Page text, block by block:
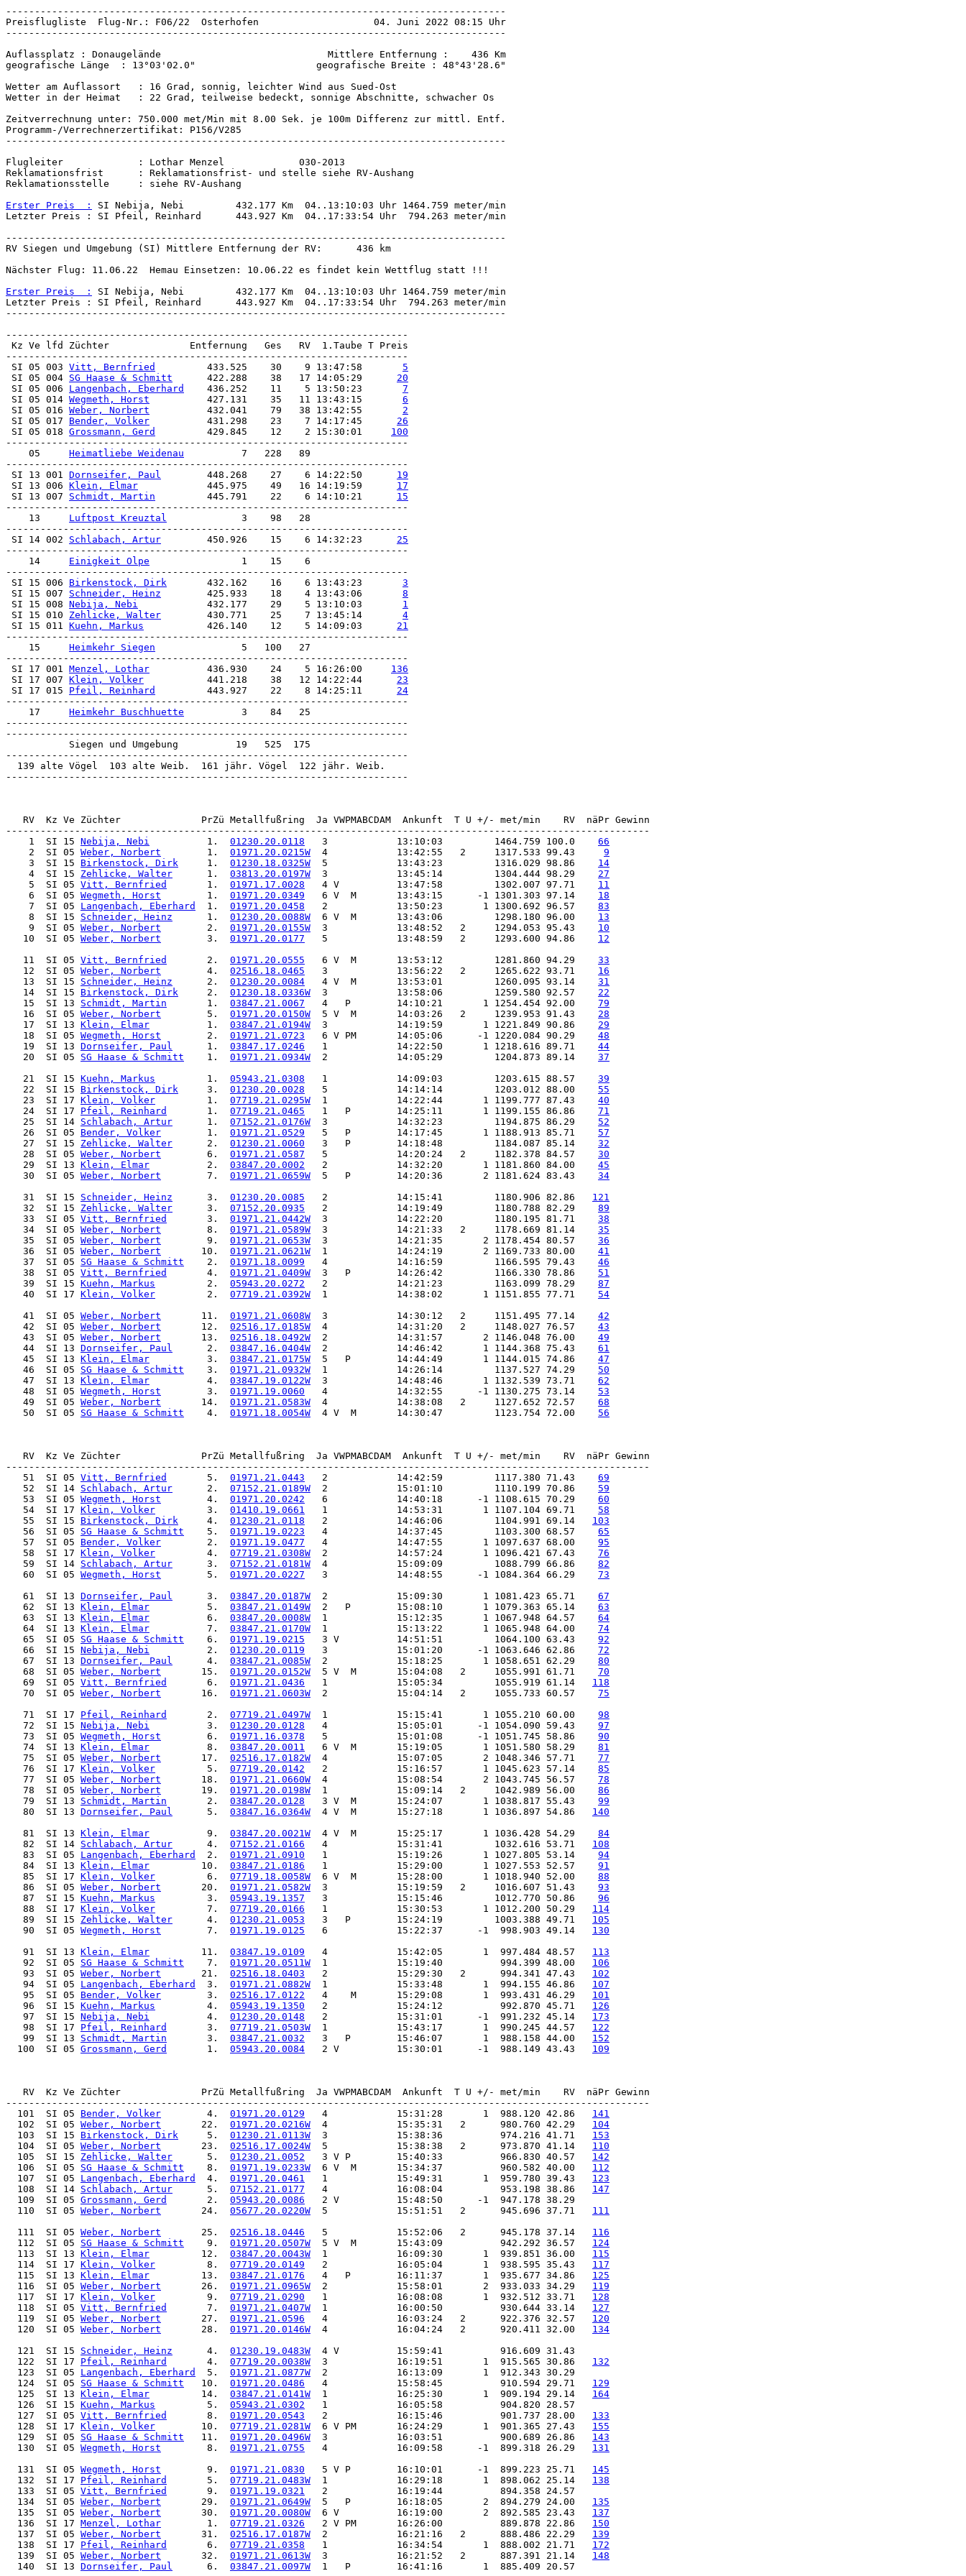
Wetter am Auflassort   : 16 Grad, sonnig, leichter Wind aus Sued-Ost
Wetter in der Heimat   : 22 Grad, teilweise bedeckt, sonnige Abschnitte, schwacher Os
Zeitverrechnung unter: 750.000 met/Min mit 8.00 Sek. je 100m Differenz zur mittl. Entf.
---------------------------------------------------------------------------------------
Flugleiter             : Lothar Menzel             030-2013
Reklamationsfrist      : Reklamationsfrist- und stelle siehe RV-Aushang
Reklamationsstelle     : siehe RV-Aushang
Erster Preis  :
SI Nebija, Nebi         432.177 Km  04..13:10:03 Uhr 1464.759 meter/min
---------------------------------------------------------------------------------------
RV Siegen und Umgebung (SI) Mittlere Entfernung der RV:      436 km
Nächster Flug: 11.06.22  Hemau Einsetzen: 10.06.22 es findet kein Wettflug statt !!!
Erster Preis  :
SI Nebija, Nebi         432.177 Km  04..13:10:03 Uhr 1464.759 meter/min
Letzter Preis : SI Pfeil, Reinhard      443.927 Km  04..17:33:54 Uhr  794.263 meter/min
---------------------------------------------------------------------------------------
SI 05 003 Vitt, Bernfried
         433.525    30    9 13:47:58
5
SI 05 004 SG Haase & Schmitt
      422.288    38   17 14:05:29
20
SI 05 006 Langenbach, Eberhard
    436.252    11    5 13:50:23
7
SI 05 014 Wegmeth, Horst
          427.131    35   11 13:43:15
6
SI 05 016 Weber, Norbert
          432.041    79   38 13:42:55
2
SI 05 017 Bender, Volker
          431.298    23    7 14:17:45
26
SI 05 018 Grossmann, Gerd
         429.845    12    2 15:30:01
100
----------------------------------------------------------------------
    05
Heimatliebe Weidenau
          7   228   89
SI 13 001 Dornseifer, Paul
        448.268    27    6 14:22:50
19
SI 13 006 Klein, Elmar
            445.975    49   16 14:19:59
17
SI 13 007 Schmidt, Martin
         445.791    22    6 14:10:21
15
----------------------------------------------------------------------
    13
Luftpost Kreuztal
             3    98   28
SI 14 002 Schlabach, Artur
        450.926    15    6 14:32:23
25
----------------------------------------------------------------------
    14
Einigkeit Olpe
                1    15    6
SI 15 006 Birkenstock, Dirk
       432.162    16    6 13:43:23
3
SI 15 007 Schneider, Heinz
        425.933    18    4 13:43:06
8
SI 15 008 Nebija, Nebi
            432.177    29    5 13:10:03
1
SI 15 010 Zehlicke, Walter
        430.771    25    7 13:45:14
4
SI 15 011 Kuehn, Markus
           426.140    12    5 14:09:03
21
----------------------------------------------------------------------
    15
Heimkehr Siegen
               5   100   27
SI 17 001 Menzel, Lothar
          436.930    24    5 16:26:00
136
SI 17 007 Klein, Volker
           441.218    38   12 14:22:44
23
SI 17 015 Pfeil, Reinhard
         443.927    22    8 14:25:11
24
----------------------------------------------------------------------
    17
Heimkehr Buschhuette
          3    84   25
----------------------------------------------------------------------
----------------------------------------------------------------------
           Siegen und Umgebung          19   525  175
----------------------------------------------------------------------
  139 alte Vögel  103 alte Weib.  161 jähr. Vögel  122 jähr. Weib.
----------------------------------------------------------------------
    1  SI 15
Nebija, Nebi
          1.
01230.20.0118
   3            13:10:03         1464.759 100.0
66
    2  SI 05
Weber, Norbert
        1.
01971.20.0215W
  4            13:42:55   2     1317.533 99.43
9
    3  SI 15
Birkenstock, Dirk
     1.
01230.18.0325W
  5            13:43:23         1316.029 98.86
14
    4  SI 15
Zehlicke, Walter
      1.
03813.20.0197W
  3            13:45:14         1304.444 98.29
27
    5  SI 05
Vitt, Bernfried
       1.
01971.17.0028
   4 V          13:47:58         1302.007 97.71
11
    6  SI 05
Wegmeth, Horst
        1.
01971.20.0349
   6 V  M       13:43:15      -1 1301.303 97.14
18
    7  SI 05
Langenbach, Eberhard
  1.
01971.20.0458
   2            13:50:23       1 1300.692 96.57
83
    8  SI 15
Schneider, Heinz
      1.
01230.20.0088W
  6 V  M       13:43:06         1298.180 96.00
13
    9  SI 05
Weber, Norbert
        2.
01971.20.0155W
  3            13:48:52   2     1294.053 95.43
10
   10  SI 05
Weber, Norbert
        3.
01971.20.0177
   5            13:48:59   2     1293.600 94.86
12
   11  SI 05
Vitt, Bernfried
       2.
01971.20.0555
   6 V  M       13:53:12         1281.860 94.29
33
   12  SI 05
Weber, Norbert
        4.
02516.18.0465
   3            13:56:22   2     1265.622 93.71
16
   13  SI 15
Schneider, Heinz
      2.
01230.20.0084
   4 V  M       13:53:01         1260.095 93.14
31
   14  SI 15
Birkenstock, Dirk
     2.
01230.18.0336W
  3            13:58:06         1259.580 92.57
22
   15  SI 13
Schmidt, Martin
       1.
03847.21.0067
   4   P        14:10:21       1 1254.454 92.00
79
   16  SI 05
Weber, Norbert
        5.
01971.20.0150W
  5 V  M       14:03:26   2     1239.953 91.43
28
   17  SI 13
Klein, Elmar
          1.
03847.21.0194W
  3            14:19:59       1 1221.849 90.86
29
   18  SI 05
Wegmeth, Horst
        2.
01971.21.0723
   6 V PM       14:05:06      -1 1220.084 90.29
48
   19  SI 13
Dornseifer, Paul
      1.
03847.17.0246
   1            14:22:50       1 1218.616 89.71
44
   20  SI 05
SG Haase & Schmitt
    1.
01971.21.0934W
  2            14:05:29         1204.873 89.14
37
   21  SI 15
Kuehn, Markus
         1.
05943.21.0308
   1            14:09:03         1203.615 88.57
39
   22  SI 15
Birkenstock, Dirk
     3.
01230.20.0028
   5            14:14:14         1203.012 88.00
55
   23  SI 17
Klein, Volker
         1.
07719.21.0295W
  1            14:22:44       1 1199.777 87.43
40
   24  SI 17
Pfeil, Reinhard
       1.
07719.21.0465
   1   P        14:25:11       1 1199.155 86.86
71
   25  SI 14
Schlabach, Artur
      1.
07152.21.0176W
  3            14:32:23         1194.875 86.29
52
   26  SI 05
Bender, Volker
        1.
01971.21.0529
   5   P        14:17:45       1 1188.913 85.71
57
   27  SI 15
Zehlicke, Walter
      2.
01230.21.0060
   3   P        14:18:48         1184.087 85.14
32
   28  SI 05
Weber, Norbert
        6.
01971.21.0587
   5            14:20:24   2     1182.378 84.57
30
   29  SI 13
Klein, Elmar
          2.
03847.20.0002
   2            14:32:20       1 1181.860 84.00
45
   30  SI 05
Weber, Norbert
        7.
01971.21.0659W
  5   P        14:20:36       2 1181.624 83.43
34
   31  SI 15
Schneider, Heinz
      3.
01230.20.0085
   2            14:15:41         1180.906 82.86
121
   32  SI 15
Zehlicke, Walter
      3.
07152.20.0935
   2            14:19:49         1180.788 82.29
89
   33  SI 05
Vitt, Bernfried
       3.
01971.21.0442W
  3            14:22:20         1180.195 81.71
38
   34  SI 05
Weber, Norbert
        8.
01971.21.0589W
  3            14:21:33   2     1178.669 81.14
35
   35  SI 05
Weber, Norbert
        9.
01971.21.0653W
  3            14:21:35       2 1178.454 80.57
36
   36  SI 05
Weber, Norbert
       10.
01971.21.0621W
  1            14:24:19       2 1169.733 80.00
41
   37  SI 05
SG Haase & Schmitt
    2.
01971.18.0099
   4            14:16:59         1166.595 79.43
46
   38  SI 05
Vitt, Bernfried
       4.
01971.21.0409W
  3   P        14:26:42         1166.330 78.86
51
   39  SI 15
Kuehn, Markus
         2.
05943.20.0272
   2            14:21:23         1163.099 78.29
87
   40  SI 17
Klein, Volker
         2.
07719.21.0392W
  1            14:38:02       1 1151.855 77.71
54
   41  SI 05
Weber, Norbert
       11.
01971.21.0608W
  3            14:30:12   2     1151.495 77.14
42
   42  SI 05
Weber, Norbert
       12.
02516.17.0185W
  4            14:31:20   2     1148.027 76.57
43
   43  SI 05
Weber, Norbert
       13.
02516.18.0492W
  2            14:31:57       2 1146.048 76.00
49
   44  SI 13
Dornseifer, Paul
      2.
03847.16.0404W
  2            14:46:42       1 1144.368 75.43
61
   45  SI 13
Klein, Elmar
          3.
03847.21.0175W
  5   P        14:44:49       1 1144.015 74.86
47
   46  SI 05
SG Haase & Schmitt
    3.
01971.21.0932W
  1            14:26:14         1137.527 74.29
50
   47  SI 13
Klein, Elmar
          4.
03847.19.0122W
  3            14:48:46       1 1132.539 73.71
62
   48  SI 05
Wegmeth, Horst
        3.
01971.19.0060
   4            14:32:55      -1 1130.275 73.14
53
   49  SI 05
Weber, Norbert
       14.
01971.21.0583W
  4            14:38:08   2     1127.652 72.57
68
   50  SI 05
SG Haase & Schmitt
    4.
01971.18.0054W
  4 V  M       14:30:47         1123.754 72.00
56
   RV  Kz Ve Züchter              PrZü Metallfußring  Ja VWPMABCDAM  Ankunft  T U +/- met/min    RV  näPr Gewinn
   51  SI 05
Vitt, Bernfried
       5.
01971.21.0443
   2            14:42:59         1117.380 71.43
69
   52  SI 14
Schlabach, Artur
      2.
07152.21.0189W
  2            15:01:10         1110.199 70.86
59
   53  SI 05
Wegmeth, Horst
        4.
01971.20.0242
   6            14:40:18      -1 1108.615 70.29
60
   54  SI 17
Klein, Volker
         3.
01410.19.0661
   1            14:53:31       1 1107.104 69.71
58
   55  SI 15
Birkenstock, Dirk
     4.
01230.21.0118
   2            14:46:06         1104.991 69.14
103
   56  SI 05
SG Haase & Schmitt
    5.
01971.19.0223
   4            14:37:45         1103.300 68.57
65
   57  SI 05
Bender, Volker
        2.
01971.19.0477
   4            14:47:55       1 1097.637 68.00
95
   58  SI 17
Klein, Volker
         4.
07719.21.0308W
  2            14:57:24       1 1096.421 67.43
76
   59  SI 14
Schlabach, Artur
      3.
07152.21.0181W
  4            15:09:09         1088.799 66.86
82
   60  SI 05
Wegmeth, Horst
        5.
01971.20.0227
   3            14:48:55      -1 1084.364 66.29
73
   61  SI 13
Dornseifer, Paul
      3.
03847.20.0187W
  2            15:09:30       1 1081.423 65.71
67
   62  SI 13
Klein, Elmar
          5.
03847.21.0149W
  2   P        15:08:10       1 1079.363 65.14
63
   63  SI 13
Klein, Elmar
          6.
03847.20.0008W
  1            15:12:35       1 1067.948 64.57
64
   64  SI 13
Klein, Elmar
          7.
03847.21.0170W
  1            15:13:22       1 1065.948 64.00
74
   65  SI 05
SG Haase & Schmitt
    6.
01971.19.0215
   3 V          14:51:51         1064.100 63.43
92
   66  SI 15
Nebija, Nebi
          2.
01230.20.0119
   3            15:01:20      -1 1063.646 62.86
72
   67  SI 13
Dornseifer, Paul
      4.
03847.21.0085W
  2            15:18:25       1 1058.651 62.29
80
   68  SI 05
Weber, Norbert
       15.
01971.20.0152W
  5 V  M       15:04:08   2     1055.991 61.71
70
   69  SI 05
Vitt, Bernfried
       6.
01971.21.0436
   1            15:05:34         1055.919 61.14
118
   70  SI 05
Weber, Norbert
       16.
01971.21.0603W
  2            15:04:14   2     1055.733 60.57
75
   71  SI 17
Pfeil, Reinhard
       2.
07719.21.0497W
  1            15:15:41       1 1055.210 60.00
98
   72  SI 15
Nebija, Nebi
          3.
01230.20.0128
   4            15:05:01      -1 1054.090 59.43
97
   73  SI 05
Wegmeth, Horst
        6.
01971.16.0378
   5            15:01:08      -1 1051.745 58.86
90
   74  SI 13
Klein, Elmar
          8.
03847.20.0011
   6 V  M       15:19:05       1 1051.580 58.29
81
   75  SI 05
Weber, Norbert
       17.
02516.17.0182W
  4            15:07:05       2 1048.346 57.71
77
   76  SI 17
Klein, Volker
         5.
07719.20.0142
   2            15:16:57       1 1045.623 57.14
85
   77  SI 05
Weber, Norbert
       18.
01971.21.0660W
  4            15:08:54       2 1043.745 56.57
78
   78  SI 05
Weber, Norbert
       19.
01971.20.0198W
  1            15:09:14   2     1042.989 56.00
86
   79  SI 13
Schmidt, Martin
       2.
03847.20.0128
   3 V  M       15:24:07       1 1038.817 55.43
99
   80  SI 13
Dornseifer, Paul
      5.
03847.16.0364W
  4 V  M       15:27:18       1 1036.897 54.86
140
   81  SI 13
Klein, Elmar
          9.
03847.20.0021W
  4 V  M       15:25:17       1 1036.428 54.29
84
   82  SI 14
Schlabach, Artur
      4.
07152.21.0166
   4            15:31:41         1032.616 53.71
108
   83  SI 05
Langenbach, Eberhard
  2.
01971.21.0910
   1            15:19:26       1 1027.805 53.14
94
   84  SI 13
Klein, Elmar
         10.
03847.21.0186
   1            15:29:00       1 1027.553 52.57
91
   85  SI 17
Klein, Volker
         6.
07719.18.0058W
  6 V  M       15:28:00       1 1018.940 52.00
88
   86  SI 05
Weber, Norbert
       20.
01971.21.0582W
  3            15:19:59   2     1016.607 51.43
93
   87  SI 15
Kuehn, Markus
         3.
05943.19.1357
   3            15:15:46         1012.770 50.86
96
   88  SI 17
Klein, Volker
         7.
07719.20.0166
   1            15:30:53       1 1012.200 50.29
114
   89  SI 15
Zehlicke, Walter
      4.
01230.21.0053
   3   P        15:24:19         1003.388 49.71
105
   90  SI 05
Wegmeth, Horst
        7.
01971.19.0125
   6            15:22:37      -1  998.903 49.14
130
   91  SI 13
Klein, Elmar
         11.
03847.19.0109
   4            15:42:05       1  997.484 48.57
113
   92  SI 05
SG Haase & Schmitt
    7.
01971.20.0511W
  1            15:19:40          994.399 48.00
106
   93  SI 05
Weber, Norbert
       21.
02516.18.0403
   2            15:29:30   2      994.341 47.43
102
   94  SI 05
Langenbach, Eberhard
  3.
01971.21.0882W
  1            15:33:48       1  994.155 46.86
107
   95  SI 05
Bender, Volker
        3.
02516.17.0122
   4    M       15:29:08       1  993.431 46.29
101
   96  SI 15
Kuehn, Markus
         4.
05943.19.1350
   2            15:24:12          992.870 45.71
126
   97  SI 15
Nebija, Nebi
          4.
01230.20.0148
   2            15:31:01      -1  991.232 45.14
173
   98  SI 17
Pfeil, Reinhard
       3.
07719.21.0503W
  1            15:43:17       1  990.245 44.57
122
   99  SI 13
Schmidt, Martin
       3.
03847.21.0032
   3   P        15:46:07       1  988.158 44.00
152
  100  SI 05
Grossmann, Gerd
       1.
05943.20.0084
   2 V          15:30:01      -1  988.149 43.43
109
   RV  Kz Ve Züchter              PrZü Metallfußring  Ja VWPMABCDAM  Ankunft  T U +/- met/min    RV  näPr Gewinn
  101  SI 05
Bender, Volker
        4.
01971.20.0129
   4            15:31:28       1  988.120 42.86
141
  102  SI 05
Weber, Norbert
       22.
01971.20.0216W
  4            15:35:31   2      980.760 42.29
104
  103  SI 15
Birkenstock, Dirk
     5.
01230.21.0113W
  3            15:38:36          974.216 41.71
153
  104  SI 05
Weber, Norbert
       23.
02516.17.0024W
  5            15:38:38   2      973.870 41.14
110
  105  SI 15
Zehlicke, Walter
      5.
01230.21.0052
   3 V P        15:40:33          966.830 40.57
142
  106  SI 05
SG Haase & Schmitt
    8.
01971.19.0233W
  6 V  M       15:34:37          960.582 40.00
112
  107  SI 05
Langenbach, Eberhard
  4.
01971.20.0461
   1            15:49:31       1  959.780 39.43
123
  108  SI 14
Schlabach, Artur
      5.
07152.21.0177
   4            16:08:04          953.198 38.86
147
  109  SI 05
Grossmann, Gerd
       2.
05943.20.0086
   2 V          15:48:50      -1  947.178 38.29
  110  SI 05
Weber, Norbert
       24.
05677.20.0220W
  5            15:51:51   2      945.696 37.71
111
  111  SI 05
Weber, Norbert
       25.
02516.18.0446
   5            15:52:06   2      945.178 37.14
116
  112  SI 05
SG Haase & Schmitt
    9.
01971.20.0507W
  5 V  M       15:43:09          942.292 36.57
124
  113  SI 13
Klein, Elmar
         12.
03847.20.0043W
  1            16:09:30       1  939.851 36.00
115
  114  SI 17
Klein, Volker
         8.
07719.20.0149
   2            16:05:04       1  938.595 35.43
117
  115  SI 13
Klein, Elmar
         13.
03847.21.0176
   4   P        16:11:37       1  935.677 34.86
125
  116  SI 05
Weber, Norbert
       26.
01971.21.0965W
  2            15:58:01       2  933.033 34.29
119
  117  SI 17
Klein, Volker
         9.
07719.21.0290
   1            16:08:08       1  932.512 33.71
128
  118  SI 05
Vitt, Bernfried
       7.
01971.21.0407W
  1            16:00:50          930.644 33.14
127
  119  SI 05
Weber, Norbert
       27.
01971.21.0596
   4            16:03:24   2      922.376 32.57
120
  120  SI 05
Weber, Norbert
       28.
01971.20.0146W
  4            16:04:24   2      920.411 32.00
134
  121  SI 15
Schneider, Heinz
      4.
01230.19.0483W
  4 V          15:59:41          916.609 31.43
  122  SI 17
Pfeil, Reinhard
       4.
07719.20.0038W
  3            16:19:51       1  915.565 30.86
132
  123  SI 05
Langenbach, Eberhard
  5.
01971.21.0877W
  2            16:13:09       1  912.343 30.29
  124  SI 05
SG Haase & Schmitt
   10.
01971.20.0486
   4            15:58:45          910.594 29.71
129
  125  SI 13
Klein, Elmar
         14.
03847.21.0141W
  1            16:25:30       1  909.194 29.14
164
  126  SI 15
Kuehn, Markus
         5.
05943.21.0302
   1            16:05:58          904.820 28.57
  127  SI 05
Vitt, Bernfried
       8.
01971.20.0543
   2            16:15:46          901.737 28.00
133
  128  SI 17
Klein, Volker
        10.
07719.21.0281W
  6 V PM       16:24:29       1  901.365 27.43
155
  129  SI 05
SG Haase & Schmitt
   11.
01971.20.0496W
  3            16:03:51          900.689 26.86
143
  130  SI 05
Wegmeth, Horst
        8.
01971.21.0755
   4            16:09:58      -1  899.318 26.29
131
  131  SI 05
Wegmeth, Horst
        9.
01971.21.0830
   5 V P        16:10:01      -1  899.223 25.71
145
  132  SI 17
Pfeil, Reinhard
       5.
07719.21.0483W
  1            16:29:18       1  898.062 25.14
138
  133  SI 05
Vitt, Bernfried
       9.
01971.19.0321
   2            16:19:44          894.358 24.57
  134  SI 05
Weber, Norbert
       29.
01971.21.0649W
  5   P        16:18:05       2  894.279 24.00
135
  135  SI 05
Weber, Norbert
       30.
01971.20.0080W
  6 V          16:19:00       2  892.585 23.43
137
  136  SI 17
Menzel, Lothar
        1.
07719.21.0326
   2 V PM       16:26:00          889.878 22.86
150
  137  SI 05
Weber, Norbert
       31.
02516.17.0187W
  2            16:21:16   2      888.486 22.29
139
  138  SI 17
Pfeil, Reinhard
       6.
07719.21.0358
   1            16:34:54       1  888.002 21.71
172
  139  SI 05
Weber, Norbert
       32.
01971.21.0613W
  3            16:21:52   2      887.391 21.14
148
  140  SI 13
Dornseifer, Paul
      6.
03847.21.0097W
  1   P        16:41:16       1  885.409 20.57